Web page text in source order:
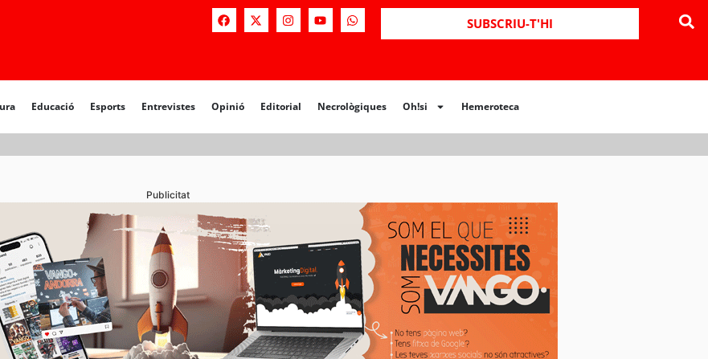
SUBSCRIU-T'HI
Educació Esports Entrevistes Opinió Editorial Necrològiques Oh!si Hemeroteca
Opinió Editorial Necrològiques Hemeroteca
Publicitat